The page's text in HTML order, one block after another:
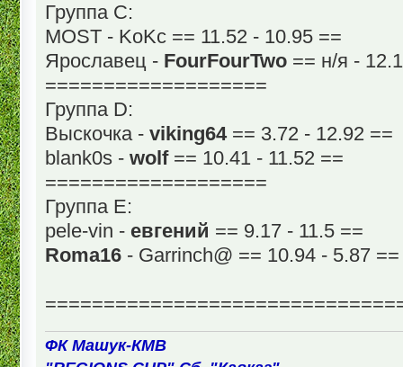
Группа С:
MOST - KoKc == 11.52 - 10.95 ==
Ярославец - FourFourTwo == н/я - 12.1
===================
Группа D:
Выскочка - viking64== 3.72 - 12.92 ==
blank0s - wolf == 10.41 - 11.52 ==
===================
Группа Е:
pele-vin - евгений == 9.17 - 11.5 ==
Roma16 - Garrinch@ == 10.94 - 5.87 ==
ФК Машук-КМВ